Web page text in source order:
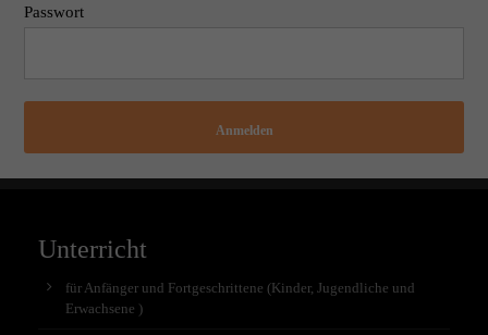
Passwort
Anmelden
Unterricht
für Anfänger und Fortgeschrittene (Kinder, Jugendliche und
Erwachsene )